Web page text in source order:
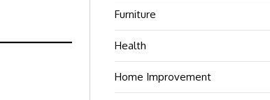
Furniture
Health
Home Improvement